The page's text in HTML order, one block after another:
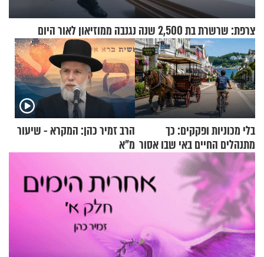
צרפת: שרשרת בת 2,500 שנה נגנבה ממוזיאון לאור היום
בלי מכוניות ופקקים: כך
מתנהלים החיים באי שבו אסור
לנהוג כבר יותר מ-120 שנה
הרב זמיר כהן: המקרא - שיעור
מ"א